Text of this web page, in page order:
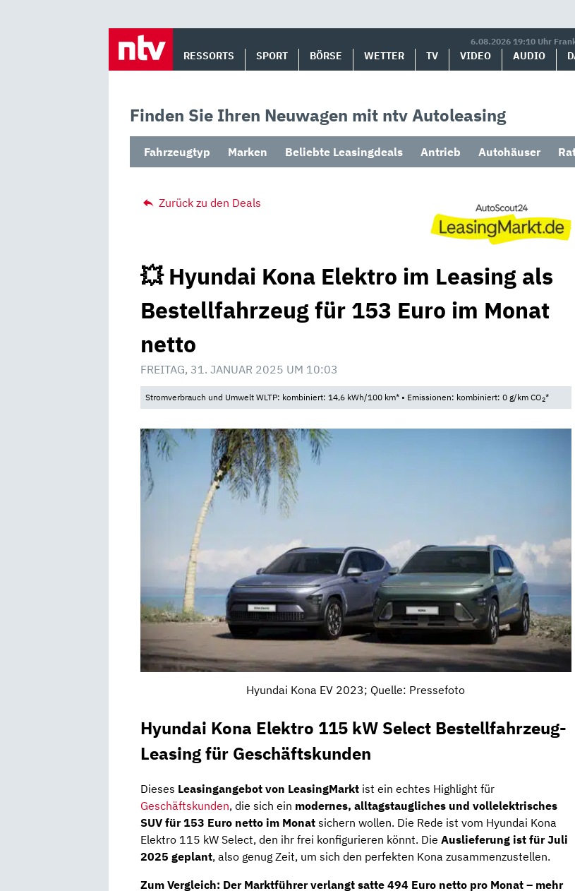
6.08.2026 19:10 Uhr
RESSORTS SPORT BÖRSE WETTER TV VIDEO AUDIO
Finden Sie Ihren Neuwagen mit ntv Autoleasing
Fahrzeugtyp Marken Beliebte Leasingdeals Antrieb Autohäuser
Zurück zu den Deals
💥 Hyundai Kona Elektro im Leasing als
Bestellfahrzeug für 153 Euro im Monat
netto
FREITAG, 31. JANUAR 2025 UM 10:03
Stromverbrauch und Umwelt WLTP: kombiniert: 14,6 kWh/100 km* • Emissionen: kombiniert: 0 g/km CO2*
Hyundai Kona EV 2023; Quelle: Pressefoto
Hyundai Kona Elektro 115 kW Select Bestellfahrzeug-
Leasing für Geschäftskunden
Dieses Leasingangebot von LeasingMarkt ist ein echtes Highlight für
Geschäftskunden, die sich ein modernes, alltagstaugliches und vollelektrisches
SUV für 153 Euro netto im Monat sichern wollen. Die Rede ist vom Hyundai Kona
Elektro 115 kW Select, den ihr frei konfigurieren könnt. Die Auslieferung ist für Juli
2025 geplant, also genug Zeit, um sich den perfekten Kona zusammenzustellen.
Zum Vergleich: Der Marktführer verlangt satte 494 Euro netto pro Monat – mehr